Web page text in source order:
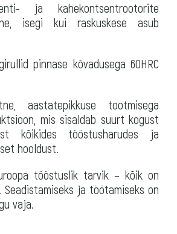
ja kahekontsentrootorite
isegi kui raskuskese asub
pinnase kõvadusega 60HRC
aastatepikkuse tootmisega
mis sisaldab suurt kogust
kõikides tööstusharudes ja
hooldust.
tööstuslik tarvik – kõik on
Seadistamiseks ja töötamiseks on
vaja.